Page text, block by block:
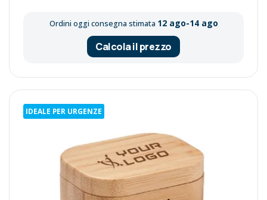
Ordini oggi consegna stimata 12 ago-14 ago
Calcola il prezzo
IDEALE PER URGENZE